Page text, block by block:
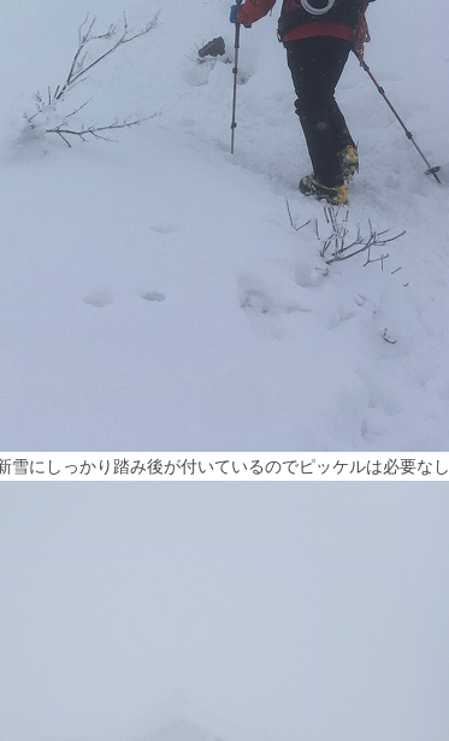
にしっかり踏み後が付いているのでピッケルは必要なし